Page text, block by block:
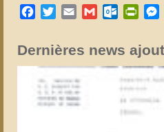
Facebook
TwitterEmail Gmail
Dernières news